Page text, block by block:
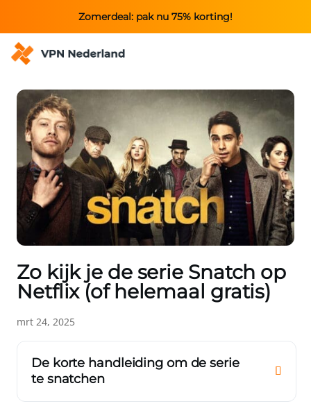
Zomerdeal: pak nu 75% korting!
Zo kijk je de serie Snatch op
Netflix (of helemaal gratis)
mrt 24, 2025
De korte handleiding om de serie
te snatchen